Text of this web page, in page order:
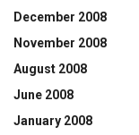
December 2008
November 2008
August 2008
June 2008
January 2008